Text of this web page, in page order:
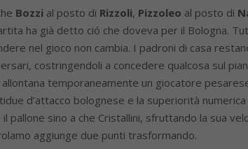
Bozzi al posto di Rizzoli, Pizzoleo al posto di
ha già detto ció che doveva per il Bologna.
nel gioco non cambia. I padroni di casa
costringendoli a concedere qualcosa sul
temporaneamente un giocatore
d’attacco bolognese e la superiorità
pallone sino a che Cristallini, sfruttando la sua
aggiunge due punti trasformando.